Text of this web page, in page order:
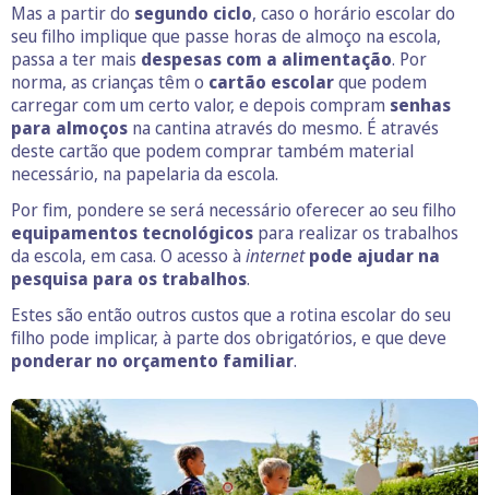
Mas a partir do segundo ciclo, caso o horário escolar do
seu filho implique que passe horas de almoço na escola,
passa a ter mais despesas com a alimentação. Por
norma, as crianças têm o cartão escolarque podem
carregar com um certo valor, e depois compram senhas
para almoços na cantina através do mesmo. É através
deste cartão que podem comprar também material
necessário, na papelaria da escola.
Por fim, pondere se será necessário oferecer ao seu filho
equipamentos tecnológicos para realizar os trabalhos
da escola, em casa. O acesso à internetpode ajudar na
pesquisa para os trabalhos.
Estes são então outros custos que a rotina escolar do seu
filho pode implicar, à parte dos obrigatórios, e que deve
ponderar no orçamento familiar.